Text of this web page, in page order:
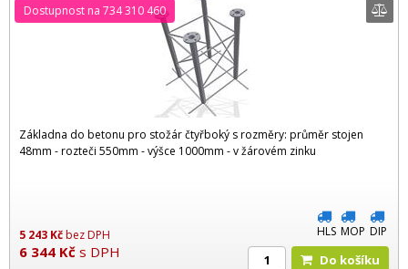
Základna do betonu pro stožár čtyřboký s rozměry: průměr stojen
48mm - rozteči 550mm - výšce 1000mm - v žárovém zinku
5 243 Kčbez DPH
6 344 Kč s DPH
Dostupnost na 734 310 460
HLS MOP DIP
Do košíku